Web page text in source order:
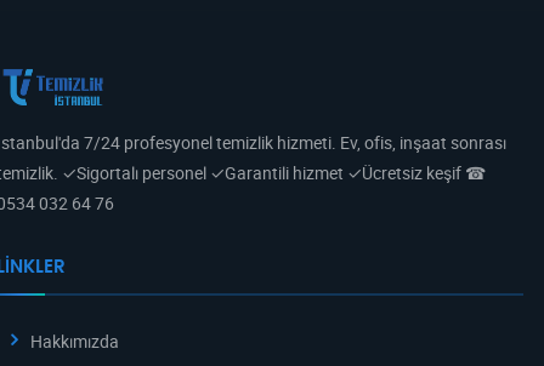
7/24 profesyonel temizlik hizmeti. Ev, ofis, inşaat sonrası
✓Sigortalı personel ✓Garantili hizmet ✓Ücretsiz keşif ☎
032 64 76
Hakkımızda